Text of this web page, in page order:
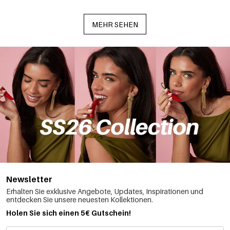
MEHR SEHEN
Newsletter
Erhalten Sie exklusive Angebote, Updates, Inspirationen und
entdecken Sie unsere neuesten Kollektionen.
Holen Sie sich einen 5€ Gutschein!